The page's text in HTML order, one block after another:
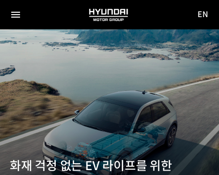
전체
메뉴
HYUNDAI
MOTOR
GROUP
사이
이동
EN
화재 걱정 없는 EV 라이프를 위한